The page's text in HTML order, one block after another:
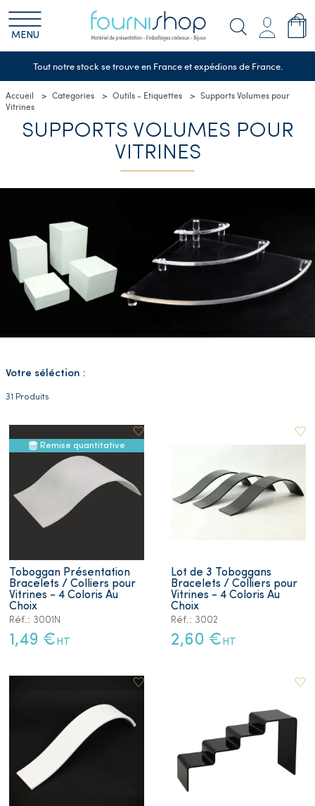
MENU
Tout notre stock se trouve en France et expédions de France.
Accueil Categories Outils - Etiquettes
Supports Volumes pour
Vitrines
SUPPORTS VOLUMES POUR
VITRINES
Votre séléction :
31 Produits
Remise quantitative
Toboggan Présentation
Bracelets / Colliers pour
Vitrines - 4 Coloris Au
Choix
Réf.: 3001N
1,49 € HT
Lot de 3 Toboggans
Bracelets / Colliers pour
Vitrines - 4 Coloris Au
Choix
Réf.: 3002
2,60 € HT